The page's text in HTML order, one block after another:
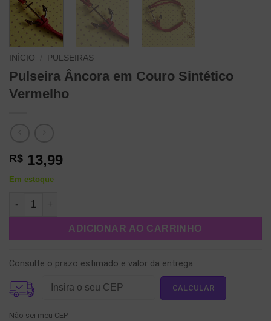
INÍCIO PULSEIRAS
Pulseira Âncora em Couro Sintético
Vermelho
R$ 13,99
Em estoque
Pulseira Âncora em Couro Sintético Vermelho quantidade
ADICIONAR AO CARRINHO
Consulte o prazo estimado e valor da entrega
Não sei meu CEP